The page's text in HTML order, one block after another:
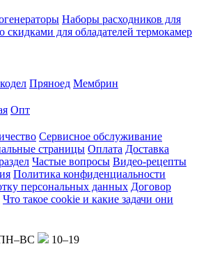
Наборы расходников для
скидками для обладателей термокамер
Пряноед Мембрин
Опт
Сервисное обслуживание
страницы Оплата Доставка
Частые вопросы Видео-рецепты
Политика конфиденциальности
персональных данных Договор
Что такое cookie и какие задачи они
10–19